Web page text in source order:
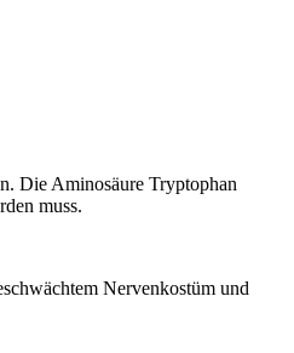
Die Aminosäure Tryptophan
muss.
Nervenkostüm und